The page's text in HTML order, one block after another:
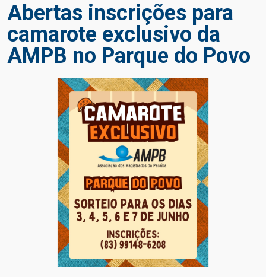
Abertas inscrições para
camarote exclusivo da
AMPB no Parque do Povo